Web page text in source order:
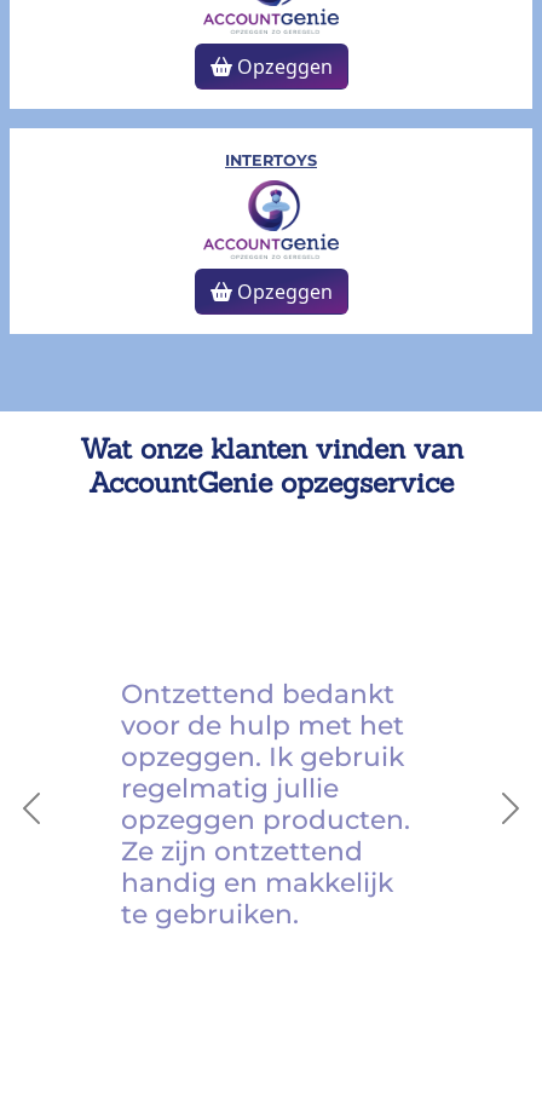
Opzeggen
INTERTOYS
Opzeggen
Wat onze klanten vinden van
AccountGenie opzegservice
Previous
Ontzettend bedankt
voor de hulp met het
opzeggen. Ik gebruik
regelmatig jullie
opzeggen producten.
Ze zijn ontzettend
handig en makkelijk
te gebruiken.